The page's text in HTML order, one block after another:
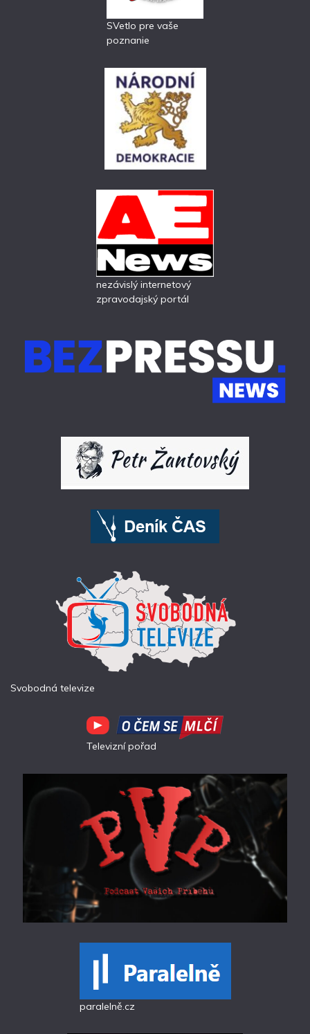
SVetlo pre vaše
poznanie
nezávislý internetový
zpravodajský portál
Svobodná televize
Televizní pořad
paralelně.cz